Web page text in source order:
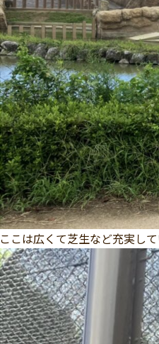
ここは広くて芝生など充実し